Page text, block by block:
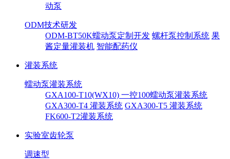
动泵
ODM技术研发
ODM-BT50K蠕动泵定制开发 螺杆泵控制系统 果
酱定量灌装机 智能配药仪
灌装系统
蠕动泵灌装系统
GXA100-T10(WX10) 一控100蠕动泵灌装系统
GXA300-T4 灌装系统 GXA300-T5 灌装系统
FK600-T2灌装系统
实验室齿轮泵
调速型